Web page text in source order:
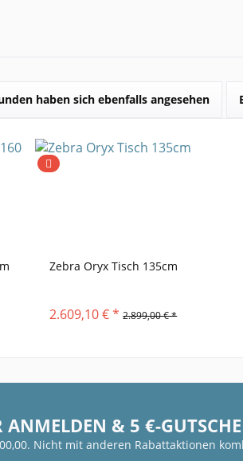
haben sich ebenfalls angesehen
Zebra Oryx Tisch 135cm
2.609,10 € * 2.899,00 € *
ANMELDEN & 5 €-
Nicht mit anderen Rabattaktionen